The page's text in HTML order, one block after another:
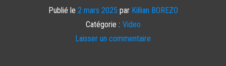
Publié le 2 mars 2025 par Killian BOREZO
Catégorie : Video
Laisser un commentaire